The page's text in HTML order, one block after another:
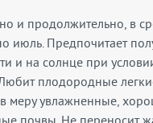
и продолжительно, в
июль. Предпочитает
и на солнце при
плодородные
в меру увлажненные,
почвы. Не переносит